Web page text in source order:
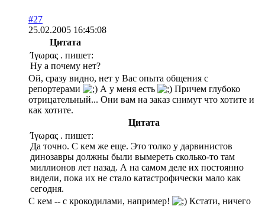
#27
25.02.2005 16:45:08
Цитата
Ίγωρας . пишет:
Ну а почему нет?
Ой, сразу видно, нет у Вас опыта общения с
репортерами
А у меня есть
Причем глубоко
отрицательный... Они вам на заказ снимут что хотите и
как хотите.
Цитата
Ίγωρας . пишет:
Да точно. С кем же еще. Это толко у дарвинистов
динозавры должны были вымереть сколько-то там
миллионов лет назад. А на самом деле их постоянно
видели, пока их не стало катастрофически мало как
сегодня.
С кем -- с крокодилами, например!
Кстати, ничего